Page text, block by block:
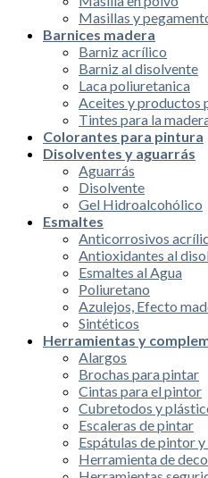
Masillas y
Barnices madera
Barniz acrílico
Barniz al disolvente
Laca poliuretanica
Aceites y productos
Tintes para la
Colorantes para pintura
Disolventes y aguarrás
Aguarrás
Disolvente
Gel Hidroalcohólico
Esmaltes
Anticorrosivos
Antioxidantes al
Esmaltes al Agua
Poliuretano
Azulejos, Efecto
Sintéticos
Herramientas y
Alargos
Brochas para pintar
Cintas para el pintor
Cubretodos y
Escaleras de pintar
Espátulas de pintor y
Herramienta de